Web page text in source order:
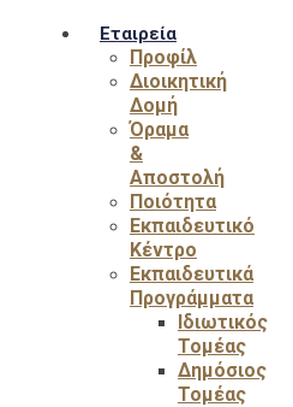
Εταιρεία
Προφίλ
Διοικητική
Δομή
Όραμα
&
Αποστολή
Ποιότητα
Εκπαιδευτικό
Κέντρο
Εκπαιδευτικά
Προγράμματα
Ιδιωτικός
Τομέας
Δημόσιος
Τομέας